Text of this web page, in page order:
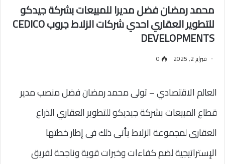
محمد رمضان فضل مديرا للمبيعات بشركة جيدكو
للتطوير العقاري احدي شركات الزلاط جروب CEDICO
DEVELOPMENTS
فبراير 2, 2025 0
العالم الاقتصادي – تولى محمد رمضان فضل منصب مدير
قطاع المبيعات بشركة جيديكو للتطوير العقاري الذراع
العقارى لمجموعة الزلاط يأتى ذلك فى إطار خطتها
الإستراتيجية لضم كفاءات وخبرات قوية وناجحة لفريق